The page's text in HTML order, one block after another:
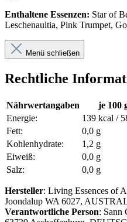
Enthaltene Essenzen: Star of
Leschenaultia, Pink Trumpet,
Menü schließen
Rechtliche
Nährwertangaben
je 100
Energie:
139 kcal /
Fett:
0,0 g
Kohlenhydrate:
1,2 g
Eiweiß:
0,0 g
Salz:
0,0 g
Hersteller: Living Essences of
Joondalup WA 6027,
Verantwortliche Person: Sann